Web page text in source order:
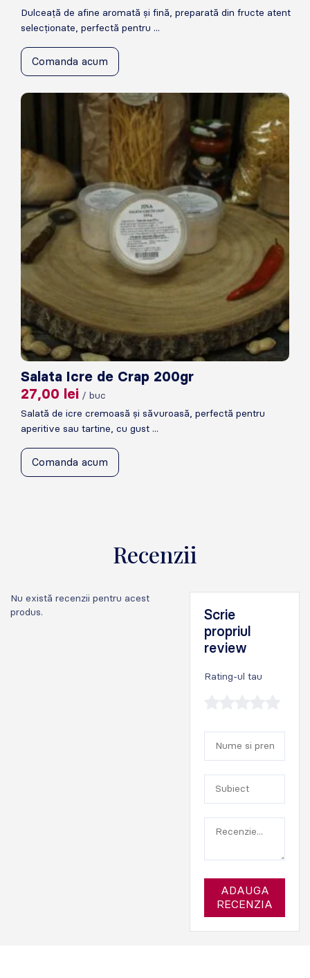
Dulceață de afine aromată și fină, preparată din fructe atent
selecționate, perfectă pentru ...
Comanda acum
Salata Icre de Crap 200gr
27,00 lei / buc
Salată de icre cremoasă și săvuroasă, perfectă pentru
aperitive sau tartine, cu gust ...
Comanda acum
Recenzii
Nu există recenzii pentru acest
produs.
Scrie
propriul
review
Rating-ul tau
ADAUGA
RECENZIA